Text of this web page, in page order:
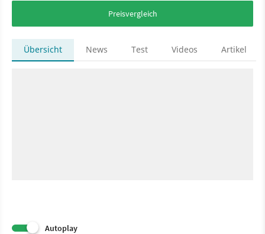
Preisvergleich
Übersicht News Test Videos Artikel
Autoplay